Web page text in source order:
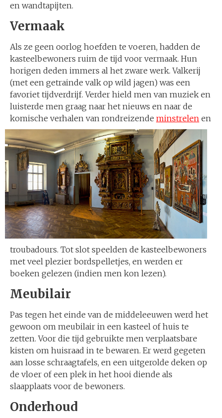
en wandtapijten.
Vermaak
Als ze geen oorlog hoefden te voeren, hadden de
kasteelbewoners ruim de tijd voor vermaak. Hun
horigen deden immers al het zware werk. Valkerij
(met een getrainde valk op wild jagen) was een
favoriet tijdverdrijf. Verder hield men van muziek en
luisterde men graag naar het nieuws en naar de
komische verhalen van rondreizende minstrelen en
troubadours. Tot slot speelden de kasteelbewoners
met veel plezier bordspelletjes, en werden er
boeken gelezen (indien men kon lezen).
Meubilair
Pas tegen het einde van de middeleeuwen werd het
gewoon om meubilair in een kasteel of huis te
zetten. Voor die tijd gebruikte men verplaatsbare
kisten om huisraad in te bewaren. Er werd gegeten
aan losse schraagtafels, en een uitgerolde deken op
de vloer of een plek in het hooi diende als
slaapplaats voor de bewoners.
Onderhoud